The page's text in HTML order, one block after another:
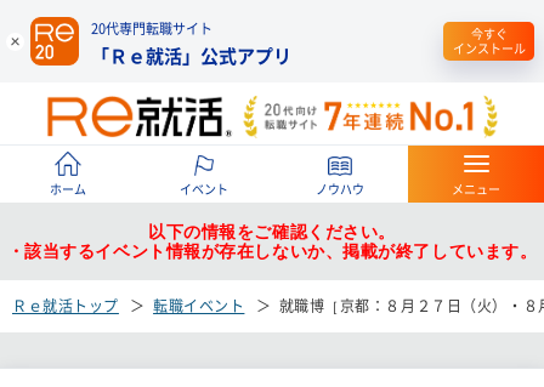
20代専門転職サイト
「Ｒｅ就活」公式アプリ
今すぐ
インストール
ホーム イベント ノウハウ メニュー
以下の情報をご確認ください。
・該当するイベント情報が存在しないか、掲載が終了しています。
Ｒｅ就活トップ 転職イベント 就職博［京都：８月２７日（火）・